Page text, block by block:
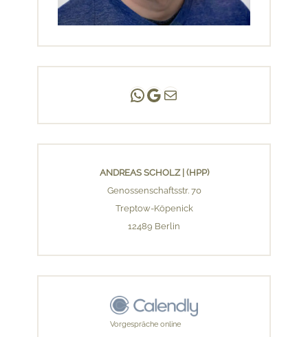
Andreas Scholz | (HPP)
Praxis Adlershof
E-Mail an mich ...
ANDREAS SCHOLZ | (HPP)
Genossenschaftsstr. 70
Treptow-Köpenick
12489 Berlin
Vorgespräche online